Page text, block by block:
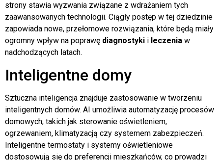
strony stawia wyzwania związane z wdrażaniem tych
zaawansowanych technologii. Ciągły postęp w tej dziedzinie
zapowiada nowe, przełomowe rozwiązania, które będą miały
ogromny wpływ na poprawę diagnostyki i leczenia w
nadchodzących latach.
Inteligentne domy
Sztuczna inteligencja znajduje zastosowanie w tworzeniu
inteligentnych domów. AI umożliwia automatyzację procesów
domowych, takich jak sterowanie oświetleniem,
ogrzewaniem, klimatyzacją czy systemem zabezpieczeń.
Inteligentne termostaty i systemy oświetleniowe
dostosowują się do preferencji mieszkańców, co prowadzi